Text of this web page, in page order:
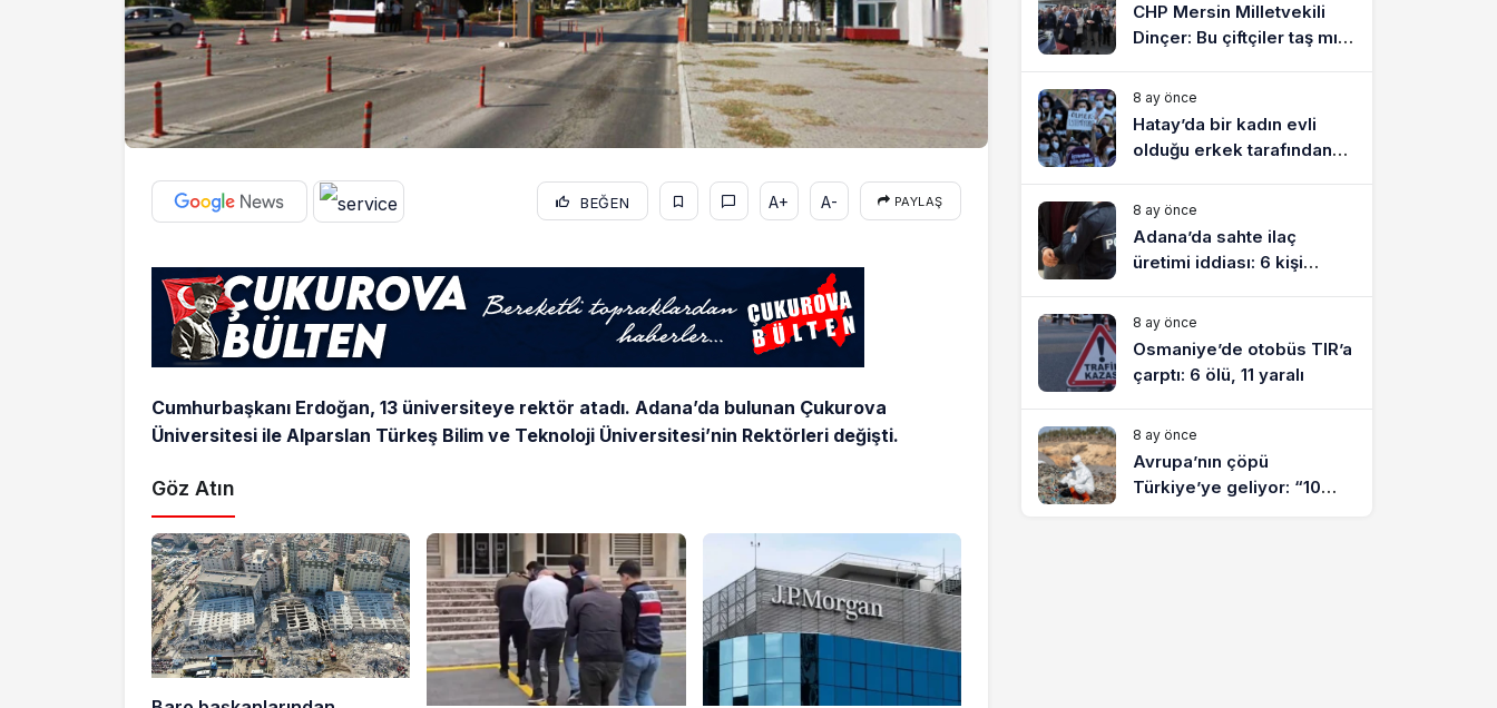
BEĞEN A+ A- PAYLAŞ
Cumhurbaşkanı Erdoğan, 13 üniversiteye rektör atadı. Adana’da bulunan Çukurova
Üniversitesi ile Alparslan Türkeş Bilim ve Teknoloji Üniversitesi’nin Rektörleri değişti.
Göz Atın
CHP Mersin Milletvekili
Dinçer: Bu çiftçiler taş mı
8 ay önce
Hatay’da bir kadın evli
olduğu erkek tarafından
8 ay önce
Adana’da sahte ilaç
üretimi iddiası: 6 kişi
8 ay önce
Osmaniye’de otobüs TIR’a
çarptı: 6 ölü, 11 yaralı
8 ay önce
Avrupa’nın çöpü
Türkiye’ye geliyor: “10